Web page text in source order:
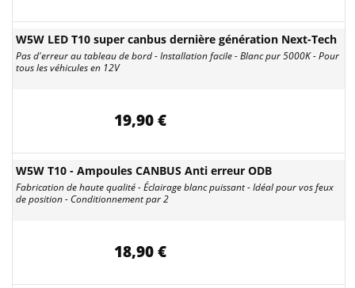
W5W LED T10 super canbus dernière génération Next-Tech
Pas d'erreur au tableau de bord - Installation facile - Blanc pur 5000K - Pour
tous les véhicules en 12V
19,90 €
W5W T10 - Ampoules CANBUS Anti erreur ODB
Fabrication de haute qualité - Éclairage blanc puissant - Idéal pour vos feux
de position - Conditionnement par 2
18,90 €